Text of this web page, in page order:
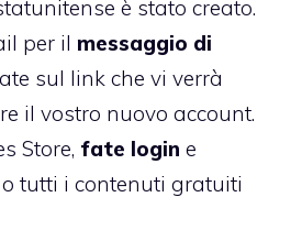
è stato creato.
per il messaggio di
sul link che vi verrà
il vostro nuovo account.
Store, fate login e
tutti i contenuti gratuiti